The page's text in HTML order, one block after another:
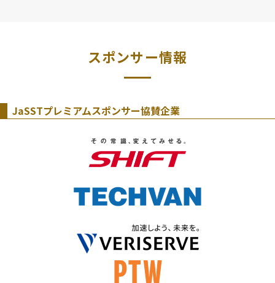
スポンサー情報
JaSSTプレミアムスポンサー協賛企業